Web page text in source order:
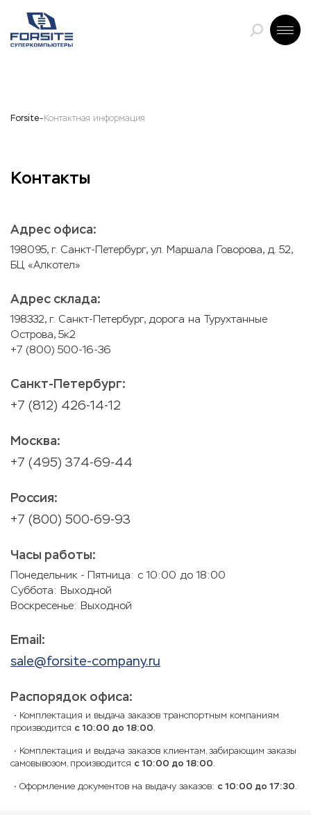
Forsite Контактная информация
Контакты
Адрес офиса:
198095, г. Санкт-Петербург, ул. Маршала Говорова, д. 52,
БЦ «Алкотел»
Адрес склада:
198332, г. Санкт-Петербург, дорога на Турухтанные
Острова, 5к2
+7 (800) 500-16-36
Санкт-Петербург:
+7 (812) 426-14-12
Москва:
+7 (495) 374-69-44
Россия:
+7 (800) 500-69-93
Часы работы:
Понедельник - Пятница: с 10:00 до 18:00
Суббота: Выходной
Воскресенье: Выходной
Email:
sale@forsite-company.ru
Распорядок офиса:
Комплектация и выдача заказов транспортным компаниям
производится с 10:00 до 18:00.
Комплектация и выдача заказов клиентам, забирающим заказы
самовывозом, производится с 10:00 до 18:00.
Оформление документов на выдачу заказов: с 10:00 до 17:30.